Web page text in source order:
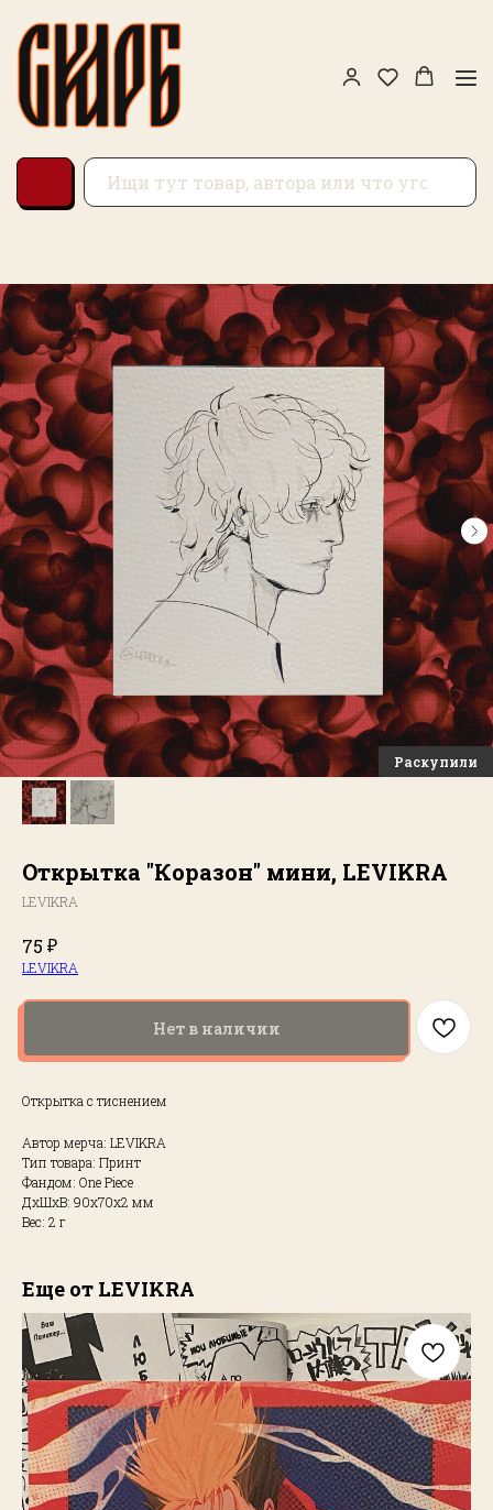
Открытка "Коразон" мини, LEVIKRA
LEVIKRA
75 ₽
LEVIKRA
Нет в наличии
Открытка с тиснением
Автор мерча: LEVIKRA
Тип товара: Принт
Фандом: One Piece
ДxШxВ: 90x70x2 мм
Вес: 2 г
Еще от LEVIKRA